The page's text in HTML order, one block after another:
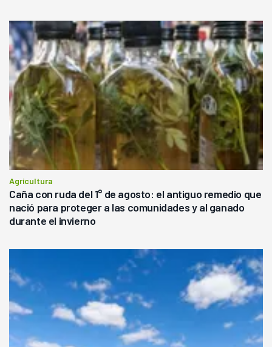
Agricultura
Caña con ruda del 1° de agosto: el antiguo remedio que
nació para proteger a las comunidades y al ganado
durante el invierno